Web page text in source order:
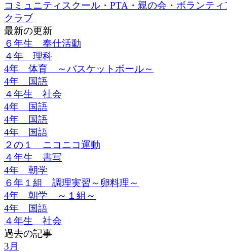
コミュニティスクール・PTA・親の会・ボランティ
クラブ
最新の更新
６年生 奉仕活動
４年 理科
4年 体育 ～バスケットボール～
4年 国語
４年生 社会
4年 国語
4年 国語
4年 国語
２の１ ニコニコ運動
４年生 書写
4年 朝学
６年１組 調理実習～卵料理～
4年 朝学 ～１組～
4年 国語
４年生 社会
過去の記事
3月